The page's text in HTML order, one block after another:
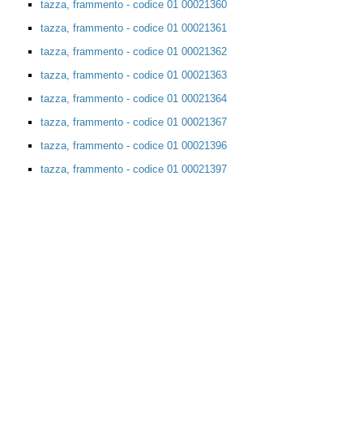
tazza, frammento - codice 01 00021360
tazza, frammento - codice 01 00021361
tazza, frammento - codice 01 00021362
tazza, frammento - codice 01 00021363
tazza, frammento - codice 01 00021364
tazza, frammento - codice 01 00021367
tazza, frammento - codice 01 00021396
tazza, frammento - codice 01 00021397